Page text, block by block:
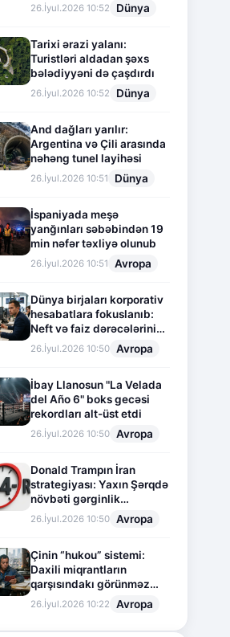
26.İyul.2026 10:52 Dünya
Tarixi ərazi yalanı:
Turistləri aldadan şəxs
bələdiyyəni də çaşdırdı
26.İyul.2026 10:52 Dünya
And dağları yarılır:
Argentina və Çili arasında
nəhəng tunel layihəsi
26.İyul.2026 10:51 Dünya
İspaniyada meşə
yanğınları səbəbindən 19
min nəfər təxliyə olunub
26.İyul.2026 10:51 Avropa
Dünya birjaları korporativ
hesabatlara fokuslanıb:
Neft və faiz dərəcələrinin
təsiri altında cari vəziyyət
26.İyul.2026 10:50 Avropa
İbay Llanosun "La Velada
del Año 6" boks gecəsi
rekordları alt-üst etdi
26.İyul.2026 10:50 Avropa
Donald Trampın İran
strategiyası: Yaxın Şərqdə
növbəti gərginlik
mərhələsi
26.İyul.2026 10:50 Avropa
Çinin “hukou” sistemi:
Daxili miqrantların
qarşısındakı görünməz
sədd
26.İyul.2026 10:22 Avropa